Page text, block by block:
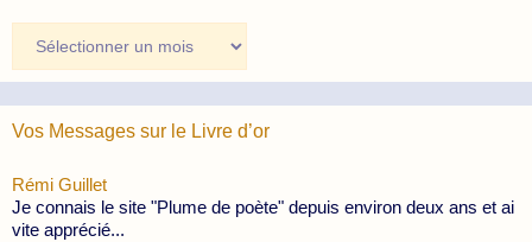
des
Publications
Vos Messages sur le Livre d’or
Rémi Guillet
Je connais le site "Plume de poète" depuis environ deux ans et ai
vite apprécié...